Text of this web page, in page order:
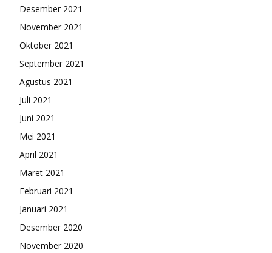
Desember 2021
November 2021
Oktober 2021
September 2021
Agustus 2021
Juli 2021
Juni 2021
Mei 2021
April 2021
Maret 2021
Februari 2021
Januari 2021
Desember 2020
November 2020